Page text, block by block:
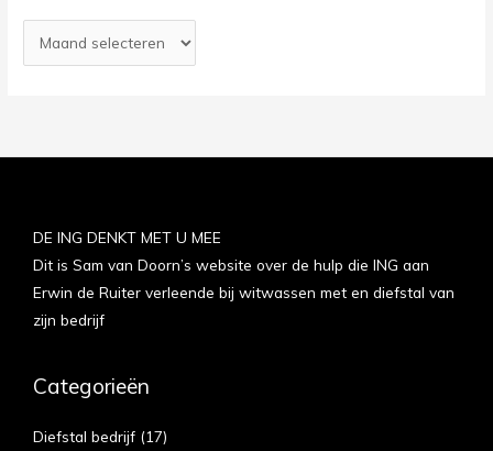
DE ING DENKT MET U MEE
Dit is Sam van Doorn’s website over de hulp die ING aan
Erwin de Ruiter verleende bij witwassen met en diefstal van
zijn bedrijf
Categorieën
Diefstal bedrijf (17)